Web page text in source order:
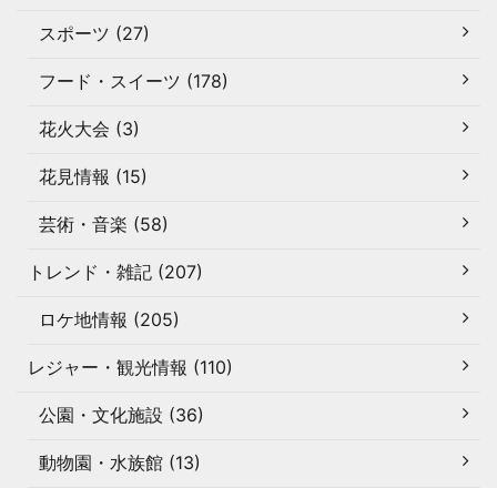
スポーツ (27)
フード・スイーツ (178)
花火大会 (3)
花見情報 (15)
芸術・音楽 (58)
トレンド・雑記 (207)
ロケ地情報 (205)
レジャー・観光情報 (110)
公園・文化施設 (36)
動物園・水族館 (13)